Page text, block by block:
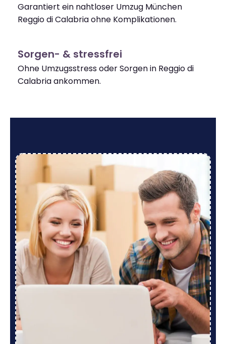
Garantiert ein nahtloser Umzug München
Reggio di Calabria ohne Komplikationen.
Sorgen- & stressfrei
Ohne Umzugsstress oder Sorgen in Reggio di
Calabria ankommen.